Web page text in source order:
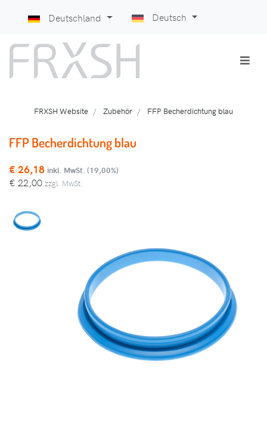
Deutschland Deutsch
FRXSH Website Zubehör FFP Becherdichtung blau
FFP Becherdichtung blau
€ 26,18 inkl. MwSt. (19,00%)
€ 22,00 zzgl. MwSt.